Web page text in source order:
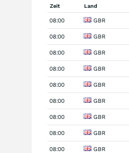
Zeit Land
08:00 GBR
08:00 GBR
08:00 GBR
08:00 GBR
08:00 GBR
08:00 GBR
08:00 GBR
08:00 GBR
08:00 GBR